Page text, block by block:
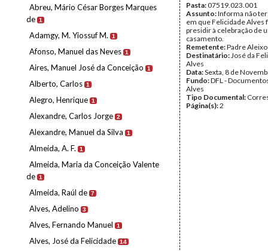
Abreu, Mário César Borges Marques
de 1
Adamgy, M. Yiossuf M. 1
Afonso, Manuel das Neves 1
Aires, Manuel José da Conceição 1
Alberto, Carlos 1
Alegro, Henrique 1
Alexandre, Carlos Jorge 2
Alexandre, Manuel da Silva 1
Almeida, A. F. 1
Almeida, Maria da Conceição Valente
de 1
Almeida, Raúl de 7
Alves, Adelino 3
Alves, Fernando Manuel 1
Alves, José da Felicidade 14
Pasta:07519.023.001
Assunto:Informa não
em que Felicidade Alves
presidir à celebração de
casamento.
Remetente:Padre
Destinatário:José da
Alves
Data:Sexta, 8 de
Fundo:DFL -
Alves
Tipo Documental:
Página(s):2